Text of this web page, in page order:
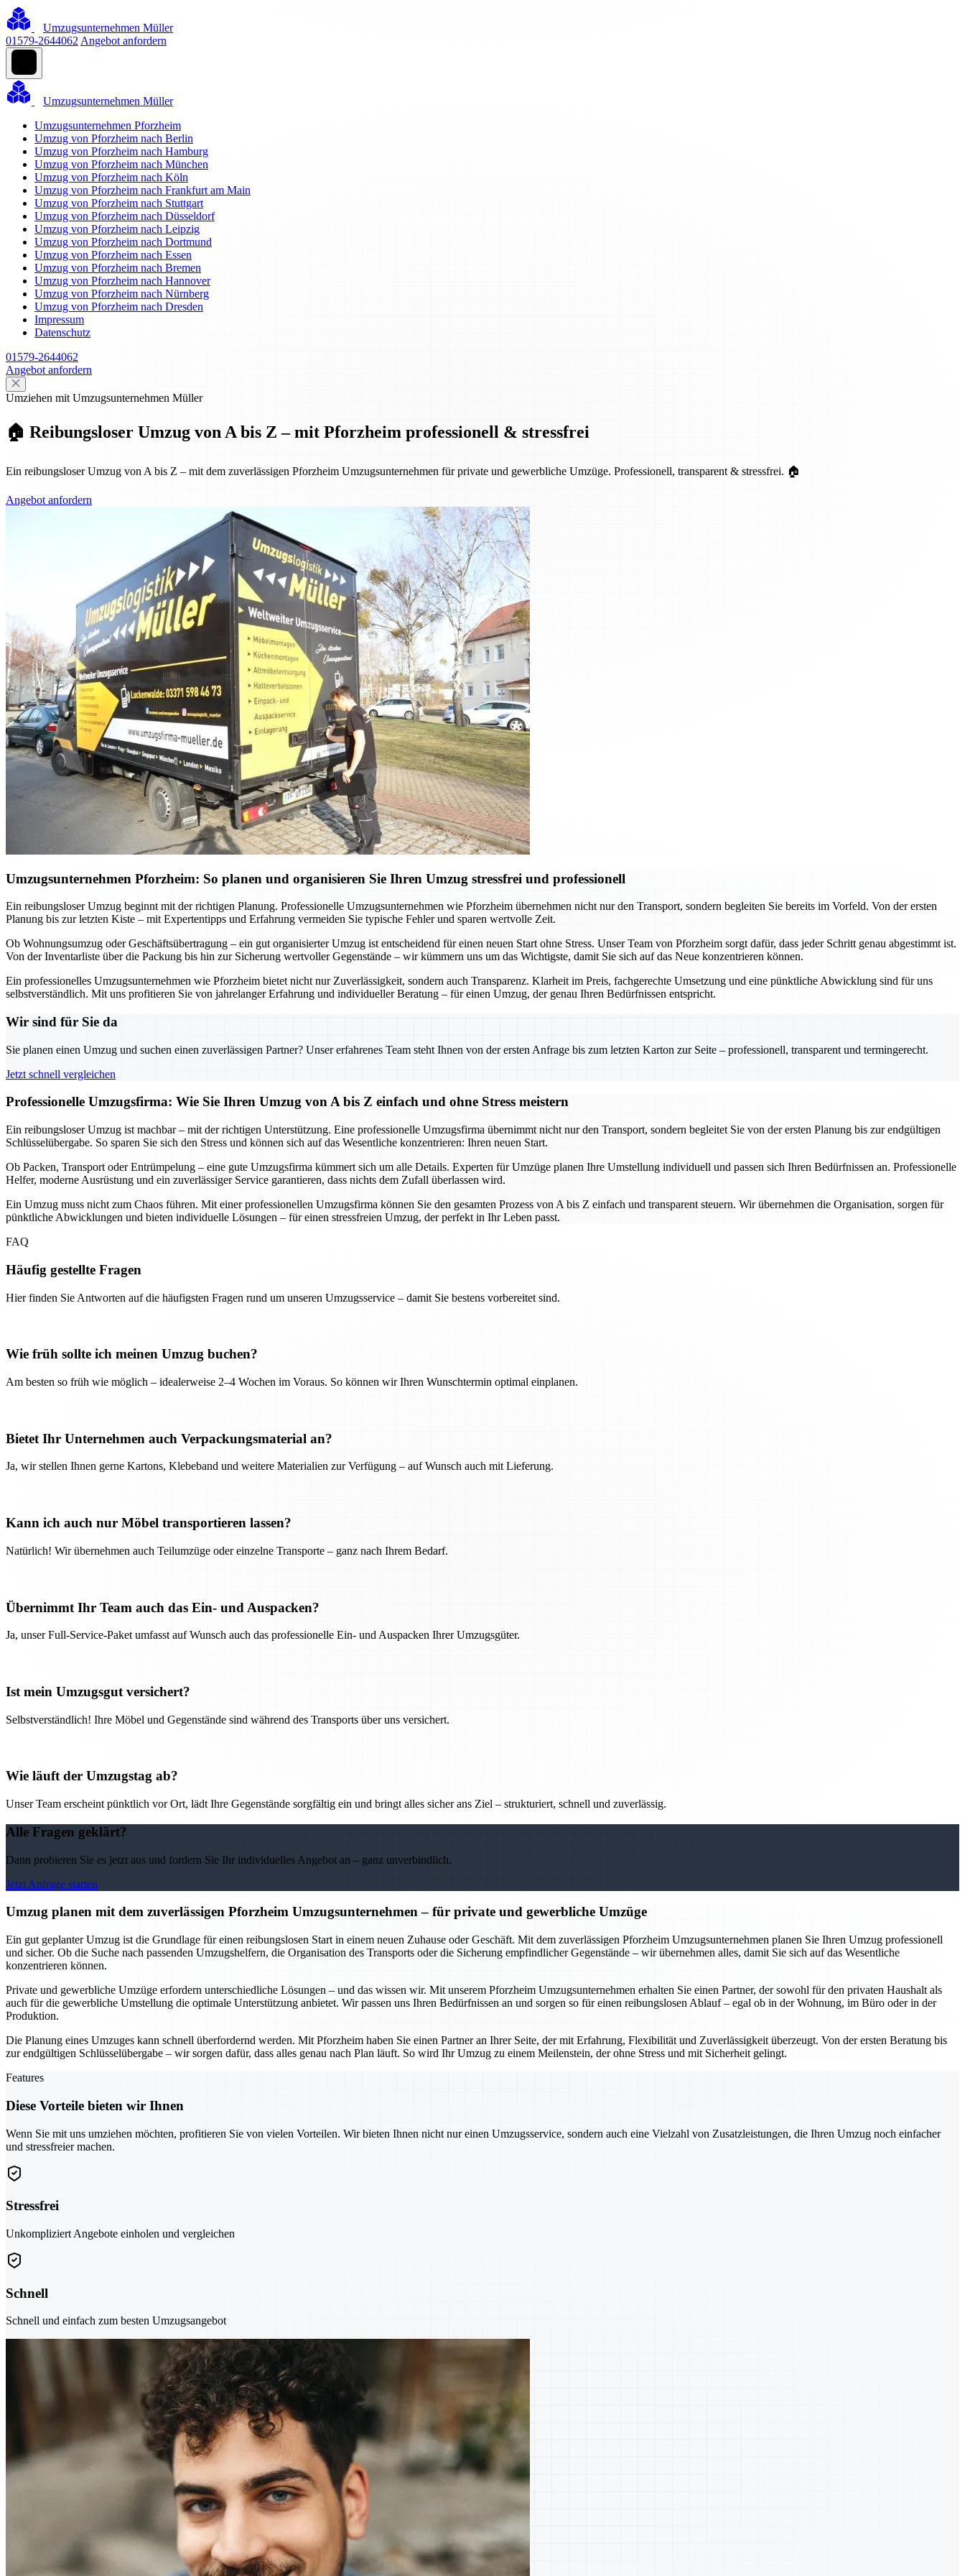
Umzugsunternehmen Müller
01579-2644062 Angebot anfordern
Umzugsunternehmen Müller
Umzugsunternehmen Pforzheim
Umzug von Pforzheim nach Berlin
Umzug von Pforzheim nach Hamburg
Umzug von Pforzheim nach München
Umzug von Pforzheim nach Köln
Umzug von Pforzheim nach Frankfurt am Main
Umzug von Pforzheim nach Stuttgart
Umzug von Pforzheim nach Düsseldorf
Umzug von Pforzheim nach Leipzig
Umzug von Pforzheim nach Dortmund
Umzug von Pforzheim nach Essen
Umzug von Pforzheim nach Bremen
Umzug von Pforzheim nach Hannover
Umzug von Pforzheim nach Nürnberg
Umzug von Pforzheim nach Dresden
Impressum
Datenschutz
01579-2644062
Angebot anfordern
Umziehen mit Umzugsunternehmen Müller
🏠 Reibungsloser Umzug von A bis Z – mit Pforzheim professionell & stressfrei
Ein reibungsloser Umzug von A bis Z – mit dem zuverlässigen Pforzheim Umzugsunternehmen für private und gewerbliche Umzüge. Professionell, transparent & stressfrei. 🏠
Angebot anfordern
Umzugsunternehmen Pforzheim: So planen und organisieren Sie Ihren Umzug stressfrei und professionell
Ein reibungsloser Umzug beginnt mit der richtigen Planung. Professionelle Umzugsunternehmen wie Pforzheim übernehmen nicht nur den Transport, sondern begleiten Sie bereits im Vorfeld. Von der ersten
Planung bis zur letzten Kiste – mit Expertentipps und Erfahrung vermeiden Sie typische Fehler und sparen wertvolle Zeit.
Ob Wohnungsumzug oder Geschäftsübertragung – ein gut organisierter Umzug ist entscheidend für einen neuen Start ohne Stress. Unser Team von Pforzheim sorgt dafür, dass jeder Schritt genau abgestimmt ist.
Von der Inventarliste über die Packung bis hin zur Sicherung wertvoller Gegenstände – wir kümmern uns um das Wichtigste, damit Sie sich auf das Neue konzentrieren können.
Ein professionelles Umzugsunternehmen wie Pforzheim bietet nicht nur Zuverlässigkeit, sondern auch Transparenz. Klarheit im Preis, fachgerechte Umsetzung und eine pünktliche Abwicklung sind für uns
selbstverständlich. Mit uns profitieren Sie von jahrelanger Erfahrung und individueller Beratung – für einen Umzug, der genau Ihren Bedürfnissen entspricht.
Wir sind für Sie da
Sie planen einen Umzug und suchen einen zuverlässigen Partner? Unser erfahrenes Team steht Ihnen von der ersten Anfrage bis zum letzten Karton zur Seite – professionell, transparent und termingerecht.
Jetzt schnell vergleichen
Professionelle Umzugsfirma: Wie Sie Ihren Umzug von A bis Z einfach und ohne Stress meistern
Ein reibungsloser Umzug ist machbar – mit der richtigen Unterstützung. Eine professionelle Umzugsfirma übernimmt nicht nur den Transport, sondern begleitet Sie von der ersten Planung bis zur endgültigen
Schlüsselübergabe. So sparen Sie sich den Stress und können sich auf das Wesentliche konzentrieren: Ihren neuen Start.
Ob Packen, Transport oder Entrümpelung – eine gute Umzugsfirma kümmert sich um alle Details. Experten für Umzüge planen Ihre Umstellung individuell und passen sich Ihren Bedürfnissen an. Professionelle
Helfer, moderne Ausrüstung und ein zuverlässiger Service garantieren, dass nichts dem Zufall überlassen wird.
Ein Umzug muss nicht zum Chaos führen. Mit einer professionellen Umzugsfirma können Sie den gesamten Prozess von A bis Z einfach und transparent steuern. Wir übernehmen die Organisation, sorgen für
pünktliche Abwicklungen und bieten individuelle Lösungen – für einen stressfreien Umzug, der perfekt in Ihr Leben passt.
FAQ
Häufig gestellte Fragen
Hier finden Sie Antworten auf die häufigsten Fragen rund um unseren Umzugsservice – damit Sie bestens vorbereitet sind.
Wie früh sollte ich meinen Umzug buchen?
Am besten so früh wie möglich – idealerweise 2–4 Wochen im Voraus. So können wir Ihren Wunschtermin optimal einplanen.
Bietet Ihr Unternehmen auch Verpackungsmaterial an?
Ja, wir stellen Ihnen gerne Kartons, Klebeband und weitere Materialien zur Verfügung – auf Wunsch auch mit Lieferung.
Kann ich auch nur Möbel transportieren lassen?
Natürlich! Wir übernehmen auch Teilumzüge oder einzelne Transporte – ganz nach Ihrem Bedarf.
Übernimmt Ihr Team auch das Ein- und Auspacken?
Ja, unser Full-Service-Paket umfasst auf Wunsch auch das professionelle Ein- und Auspacken Ihrer Umzugsgüter.
Ist mein Umzugsgut versichert?
Selbstverständlich! Ihre Möbel und Gegenstände sind während des Transports über uns versichert.
Wie läuft der Umzugstag ab?
Unser Team erscheint pünktlich vor Ort, lädt Ihre Gegenstände sorgfältig ein und bringt alles sicher ans Ziel – strukturiert, schnell und zuverlässig.
Alle Fragen geklärt?
Dann probieren Sie es jetzt aus und fordern Sie Ihr individuelles Angebot an – ganz unverbindlich.
Jetzt Anfrage starten
Umzug planen mit dem zuverlässigen Pforzheim Umzugsunternehmen – für private und gewerbliche Umzüge
Ein gut geplanter Umzug ist die Grundlage für einen reibungslosen Start in einem neuen Zuhause oder Geschäft. Mit dem zuverlässigen Pforzheim Umzugsunternehmen planen Sie Ihren Umzug professionell
und sicher. Ob die Suche nach passenden Umzugshelfern, die Organisation des Transports oder die Sicherung empfindlicher Gegenstände – wir übernehmen alles, damit Sie sich auf das Wesentliche
konzentrieren können.
Private und gewerbliche Umzüge erfordern unterschiedliche Lösungen – und das wissen wir. Mit unserem Pforzheim Umzugsunternehmen erhalten Sie einen Partner, der sowohl für den privaten Haushalt als
auch für die gewerbliche Umstellung die optimale Unterstützung anbietet. Wir passen uns Ihren Bedürfnissen an und sorgen so für einen reibungslosen Ablauf – egal ob in der Wohnung, im Büro oder in der
Produktion.
Die Planung eines Umzuges kann schnell überfordernd werden. Mit Pforzheim haben Sie einen Partner an Ihrer Seite, der mit Erfahrung, Flexibilität und Zuverlässigkeit überzeugt. Von der ersten Beratung bis
zur endgültigen Schlüsselübergabe – wir sorgen dafür, dass alles genau nach Plan läuft. So wird Ihr Umzug zu einem Meilenstein, der ohne Stress und mit Sicherheit gelingt.
Features
Diese Vorteile bieten wir Ihnen
Wenn Sie mit uns umziehen möchten, profitieren Sie von vielen Vorteilen. Wir bieten Ihnen nicht nur einen Umzugsservice, sondern auch eine Vielzahl von Zusatzleistungen, die Ihren Umzug noch einfacher
und stressfreier machen.
Stressfrei
Unkompliziert Angebote einholen und vergleichen
Schnell
Schnell und einfach zum besten Umzugsangebot